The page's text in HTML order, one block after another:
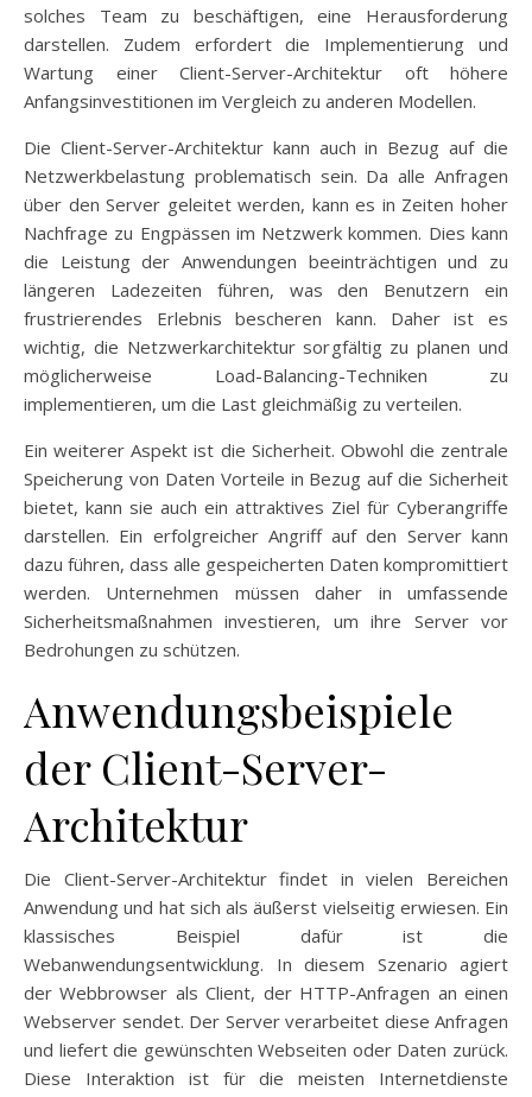
solches Team zu beschäftigen, eine Herausforderung
darstellen. Zudem erfordert die Implementierung und
Wartung einer Client-Server-Architektur oft höhere
Anfangsinvestitionen im Vergleich zu anderen Modellen.
Die Client-Server-Architektur kann auch in Bezug auf die
Netzwerkbelastung problematisch sein. Da alle Anfragen
über den Server geleitet werden, kann es in Zeiten hoher
Nachfrage zu Engpässen im Netzwerk kommen. Dies kann
die Leistung der Anwendungen beeinträchtigen und zu
längeren Ladezeiten führen, was den Benutzern ein
frustrierendes Erlebnis bescheren kann. Daher ist es
wichtig, die Netzwerkarchitektur sorgfältig zu planen und
möglicherweise Load-Balancing-Techniken zu
implementieren, um die Last gleichmäßig zu verteilen.
Ein weiterer Aspekt ist die Sicherheit. Obwohl die zentrale
Speicherung von Daten Vorteile in Bezug auf die Sicherheit
bietet, kann sie auch ein attraktives Ziel für Cyberangriffe
darstellen. Ein erfolgreicher Angriff auf den Server kann
dazu führen, dass alle gespeicherten Daten kompromittiert
werden. Unternehmen müssen daher in umfassende
Sicherheitsmaßnahmen investieren, um ihre Server vor
Bedrohungen zu schützen.
Anwendungsbeispiele
der Client-Server-
Architektur
Die Client-Server-Architektur findet in vielen Bereichen
Anwendung und hat sich als äußerst vielseitig erwiesen. Ein
klassisches Beispiel dafür ist die
Webanwendungsentwicklung. In diesem Szenario agiert
der Webbrowser als Client, der HTTP-Anfragen an einen
Webserver sendet. Der Server verarbeitet diese Anfragen
und liefert die gewünschten Webseiten oder Daten zurück.
Diese Interaktion ist für die meisten Internetdienste